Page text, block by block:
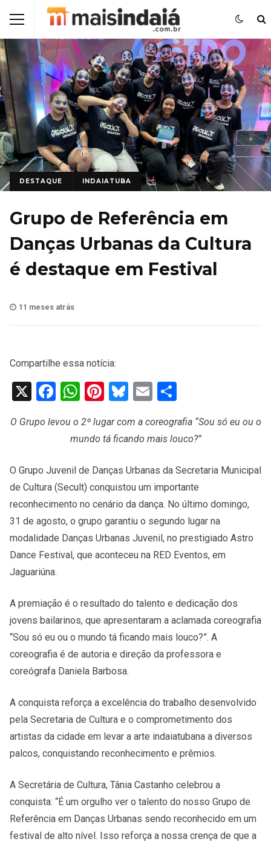
DESTAQUE INDAIATUBA
Grupo de Referência em
Danças Urbanas da Cultura
é destaque em Festival
11 meses atrás
Compartilhe essa notícia:
X Facebook
WhatsApp
Pinterest
Bluesky
Email
O Grupo levou o 2º lugar com a coreografia “Sou só eu ou o
mundo tá ficando mais louco?”
O Grupo Juvenil de Danças Urbanas da Secretaria Municipal
de Cultura (Secult) conquistou um importante
reconhecimento no cenário da dança. No último domingo,
31 de agosto, o grupo garantiu o segundo lugar na
modalidade Danças Urbanas Juvenil, no prestigiado Astro
Dance Festival, que aconteceu na RED Eventos, em
Jaguariúna.
A premiação é o resultado do talento e dedicação dos
jovens bailarinos, que apresentaram a aclamada coreografia
“Sou só eu ou o mundo tá ficando mais louco?”. A
coreografia é de autoria e direção da professora e
coreógrafa Daniela Barbosa.
A conquista reforça a excelência do trabalho desenvolvido
pela Secretaria de Cultura e o comprometimento dos
artistas da cidade em levar a arte indaiatubana a diversos
palcos, conquistando reconhecimento e prêmios.
A Secretária de Cultura, Tânia Castanho celebrou a
conquista: “É um orgulho ver o talento do nosso Grupo de
Referência em Danças Urbanas sendo reconhecido em um
festival de alto nível. Isso reforça a nossa crença de que a